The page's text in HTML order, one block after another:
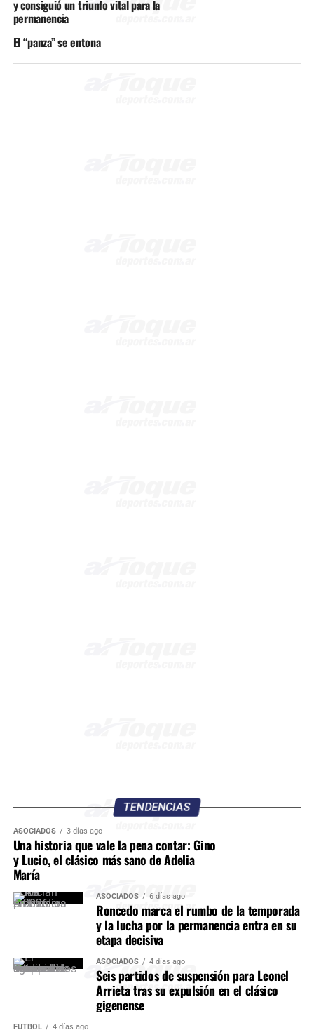
y consiguió un triunfo vital para la
permanencia
El “panza” se entona
TENDENCIAS
ASOCIADOS 3 días ago
Una historia que vale la pena contar: Gino
y Lucio, el clásico más sano de Adelia
María
ASOCIADOS 6 días ago
Roncedo marca el rumbo de la temporada
y la lucha por la permanencia entra en su
etapa decisiva
ASOCIADOS 4 días ago
Seis partidos de suspensión para Leonel
Arrieta tras su expulsión en el clásico
gigenense
FÚTBOL 4 días ago